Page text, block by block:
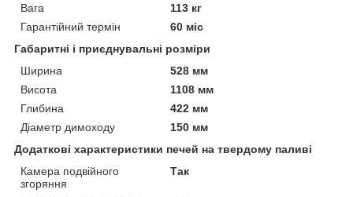
Вага
113 кг
Гарантійний термін
60 міс
Габаритні і приєднувальні розміри
Ширина
528 мм
Висота
1108 мм
Глибина
422 мм
Діаметр димоходу
150 мм
Додаткові характеристики печей на твердому паливі
Камера подвійного
згоряння
Так